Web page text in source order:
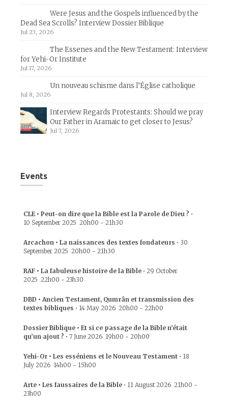
Were Jesus and the Gospels influenced by the
Dead Sea Scrolls? Interview Dossier Biblique
Jul 23, 2026
The Essenes and the New Testament: Interview
for Yehi-Or Institute
Jul 17, 2026
Un nouveau schisme dans l’Église catholique
Jul 8, 2026
Interview Regards Protestants: Should we pray
Our Father in Aramaic to get closer to Jesus?
Jul 7, 2026
Events
CLE • Peut-on dire que la Bible est la Parole de Dieu ? •
10 September 2025 20h00 - 21h30
Arcachon • La naissances des textes fondateurs • 30
September 2025 20h00 - 21h30
RAF • La fabuleuse histoire de la Bible • 29 October
2025 22h00 - 23h30
DBD • Ancien Testament, Qumrân et transmission des
textes bibliques • 14 May 2026 20h00 - 22h00
Dossier Biblique • Et si ce passage de la Bible n’était
qu’un ajout ? • 7 June 2026 19h00 - 20h00
Yehi-Or • Les esséniens et le Nouveau Testament • 18
July 2026 14h00 - 15h00
Arte • Les faussaires de la Bible • 11 August 2026 21h00 -
23h00